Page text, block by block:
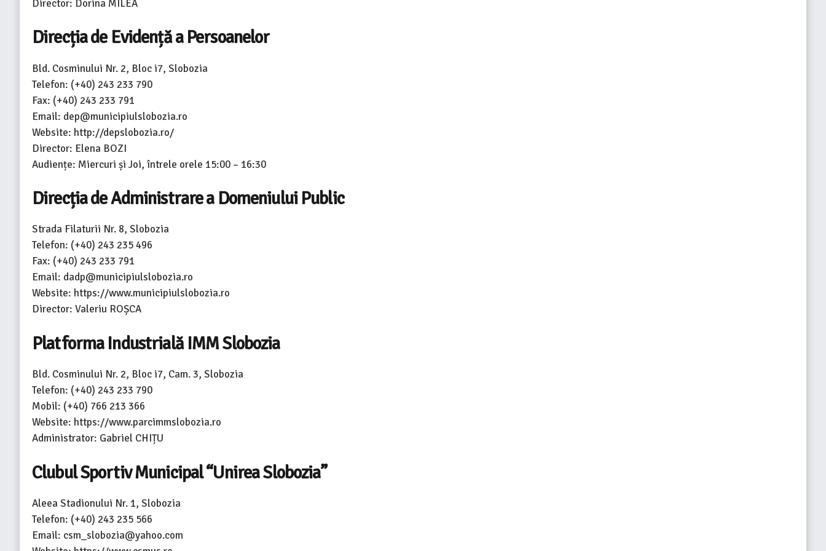
Director: Dorina MILEA
Direcția de Evidență a Persoanelor
Bld. Cosminului Nr. 2, Bloc i7, Slobozia
Telefon: (+40) 243 233 790
Fax: (+40) 243 233 791
Email: dep@municipiulslobozia.ro
Website: http://depslobozia.ro/
Director: Elena BOZI
Audiențe: Miercuri și Joi, întrele orele 15:00 – 16:30
Direcția de Administrare a Domeniului Public
Strada Filaturii Nr. 8, Slobozia
Telefon: (+40) 243 235 496
Fax: (+40) 243 233 791
Email: dadp@municipiulslobozia.ro
Website: https://www.municipiulslobozia.ro
Director: Valeriu ROȘCA
Platforma Industrială IMM Slobozia
Bld. Cosminului Nr. 2, Bloc i7, Cam. 3, Slobozia
Telefon: (+40) 243 233 790
Mobil: (+40) 766 213 366
Website: https://www.parcimmslobozia.ro
Administrator: Gabriel CHIȚU
Clubul Sportiv Municipal “Unirea Slobozia”
Aleea Stadionului Nr. 1, Slobozia
Telefon: (+40) 243 235 566
Email: csm_slobozia@yahoo.com